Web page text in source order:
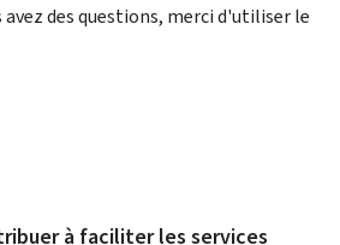
avez des questions, merci d'utiliser le
à faciliter les services